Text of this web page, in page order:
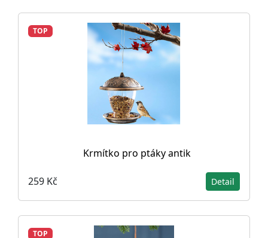
TOP
Krmítko pro ptáky antik
259 Kč Detail
TOP